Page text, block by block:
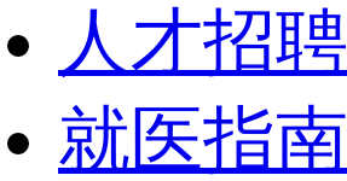
人才招聘
就医指南